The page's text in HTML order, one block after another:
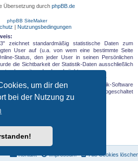
um dir den
bei der Nutzung zu
Alle Cookies
Impressum
Kontakt
Übersetzung durch phpBB.de
phpBB SiteMaker
| Nutzungsbedingungen
zeichnet standardmäßig statistische Daten zum
User auf (u.a. von wem eine bestimmte Seite
Status, den jeder User in seinen Persönlichen
die Sichtbarkeit der Statistik-Daten ausschließlich
beschränkt.
wird eine externe allgemeine Statistik-Software
und wie unten beschrieben, abgeschaltet